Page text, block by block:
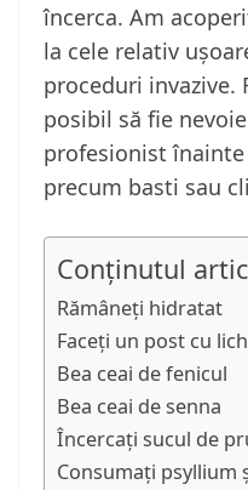
încerca. Am
la cele relativ
proceduri invazive.
posibil să fie
profesionist
precum basti sau
Conținutul
Rămâneți hidratat
Faceți un post cu
Bea ceai de fenicul
Bea ceai de senna
Încercați sucul de
Consumați psyllium